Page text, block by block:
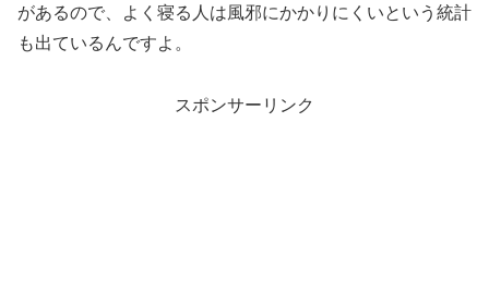
があるので、よく寝る人は風邪にかかりにくいという統計
も出ているんですよ。
スポンサーリンク